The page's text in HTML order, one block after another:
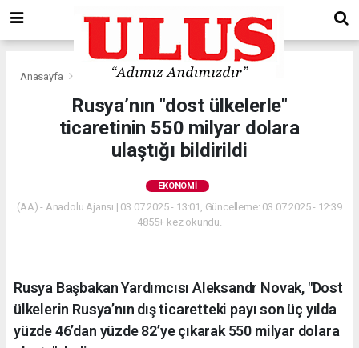
Anasayfa Ekonomi
Rusya’nın "dost ülkelerle"
ticaretinin 550 milyar dolara
ulaştığı bildirildi
EKONOMI
(AA) - Anadolu Ajansı | 03.07.2025 - 13:01, Güncelleme: 03.07.2025 - 12:39
4855+ kez okundu.
Rusya Başbakan Yardımcısı Aleksandr Novak, "Dost
ülkelerin Rusya’nın dış ticaretteki payı son üç yılda
yüzde 46’dan yüzde 82’ye çıkarak 550 milyar dolara